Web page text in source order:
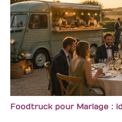
Foodtruck pour Mariage :